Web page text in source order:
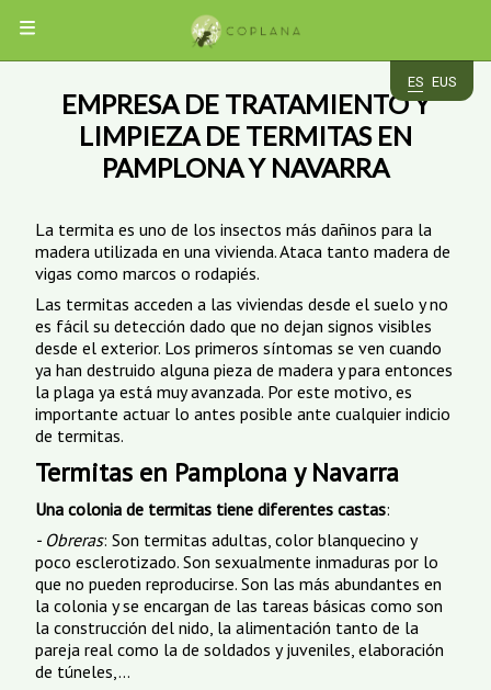
EMPRESA
ROEDORES
HORMIGAS
INSECTOS
CHINCHES
TERMITAS
CARCOMA
SERVICIOS
DESRATIZACIÓN
DESINFECCIÓN
CONTROL
INSECTOCAPTORES
TRATAMIENTOS
MADERA
APP
ACCESO
CLIENTES
CONTACTO
ES EUS
EMPRESA DE TRATAMIENTO Y
LIMPIEZA DE TERMITAS EN
PAMPLONA Y NAVARRA
La termita es uno de los insectos más dañinos para la
madera utilizada en una vivienda. Ataca tanto madera de
vigas como marcos o rodapiés.
Las termitas acceden a las viviendas desde el suelo y no
es fácil su detección dado que no dejan signos visibles
desde el exterior. Los primeros síntomas se ven cuando
ya han destruido alguna pieza de madera y para entonces
la plaga ya está muy avanzada. Por este motivo, es
importante actuar lo antes posible ante cualquier indicio
de termitas.
Termitas en Pamplona y Navarra
Una colonia de termitas tiene diferentes castas:
- Obreras: Son termitas adultas, color blanquecino y
poco esclerotizado. Son sexualmente inmaduras por lo
que no pueden reproducirse. Son las más abundantes en
la colonia y se encargan de las tareas básicas como son
la construcción del nido, la alimentación tanto de la
pareja real como la de soldados y juveniles, elaboración
de túneles,...